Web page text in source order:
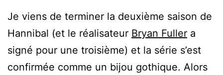
Je viens de terminer la deuxième saison de
Hannibal (et le réalisateur Bryan Fuller a
signé pour une troisième) et la série s’est
confirmée comme un bijou gothique. Alors